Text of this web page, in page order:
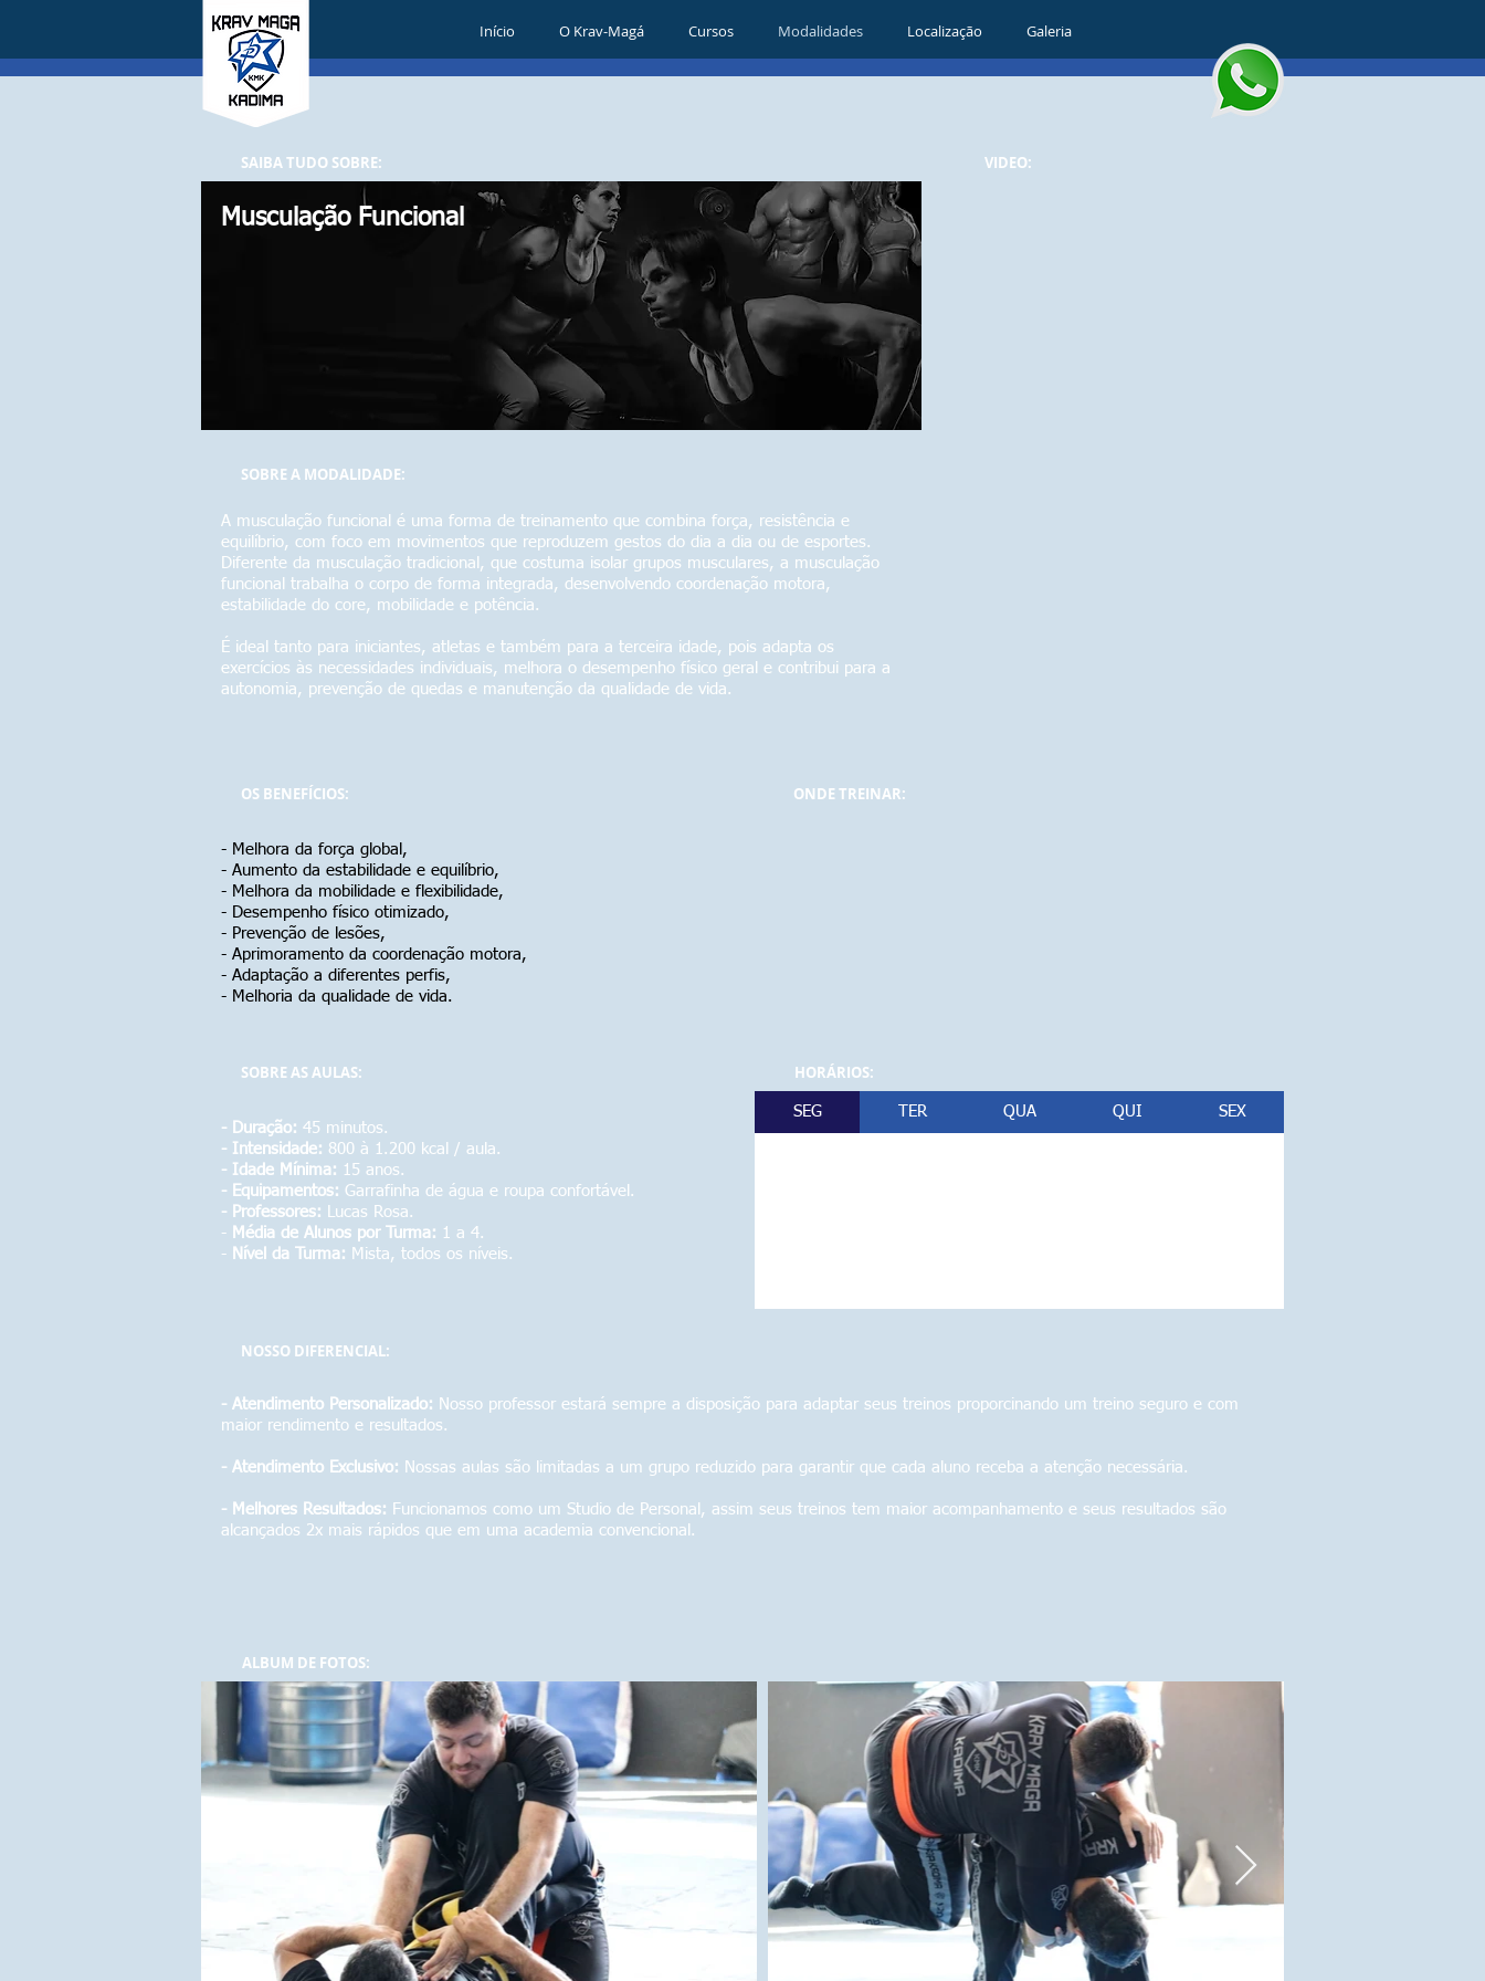
Início O Krav-Magá Cursos Modalidades Localização Galeria
SAIBA TUDO SOBRE:
Musculação Funcional
SOBRE A MODALIDADE:
A musculação funcional é uma forma de treinamento que combina força, resistência e
equilíbrio, com foco em movimentos que reproduzem gestos do dia a dia ou de esportes.
Diferente da musculação tradicional, que costuma isolar grupos musculares, a musculação
funcional trabalha o corpo de forma integrada, desenvolvendo coordenação motora,
estabilidade do core, mobilidade e potência.
É ideal tanto para iniciantes, atletas e também para a terceira idade, pois adapta os
exercícios às necessidades individuais, melhora o desempenho físico geral e contribui para a
autonomia, prevenção de quedas e manutenção da qualidade de vida.
VIDEO:
OS BENEFÍCIOS:
- Melhora da força global,
- Aumento da estabilidade e equilíbrio,
- Melhora da mobilidade e flexibilidade,
- Desempenho físico otimizado,
- Prevenção de lesões,
- Aprimoramento da coordenação motora,
- Adaptação a diferentes perfis,
- Melhoria da qualidade de vida.
ONDE TREINAR:
SOBRE AS AULAS:
- Duração: 45 minutos.
- Intensidade: 800 à 1.200 kcal / aula.
- Idade Mínima: 15 anos.
- Equipamentos: Garrafinha de água e roupa confortável .
- Professores: Lucas Rosa.
- Média de Alunos por Turma: 1 a 4.
- Nível da Turma: Mista, todos os níveis.
HORÁRIOS:
SEG TER QUA QUI SEX
NOSSO DIFERENCIAL:
- Atendimento Personalizado: Nosso professor estará sempre a disposição para adaptar seus treinos proporcinando um treino seguro e com
maior rendimento e resultados.
- Atendimento Exclusivo: Nossas aulas são limitadas a um grupo reduzido para garantir que cada aluno receba a atenção necessária.
- Melhores Resultados: Funcionamos como um Studio de Personal, assim seus treinos tem maior acompanhamento e seus resultados são
alcançados 2x mais rápidos que em uma academia convencional.
ALBUM DE FOTOS: